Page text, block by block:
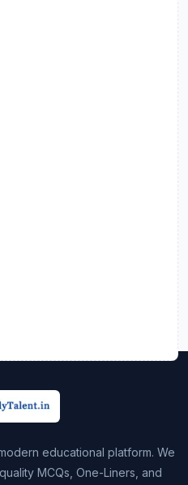
educational platform. We
MCQs, One-Liners, and